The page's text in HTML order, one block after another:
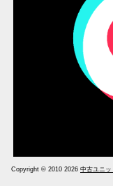
Copyright © 2010 2026 中古ユニ